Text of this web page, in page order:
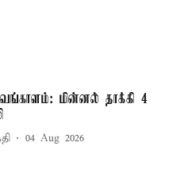
மின்னல் தாக்கி 4
04 Aug 2026